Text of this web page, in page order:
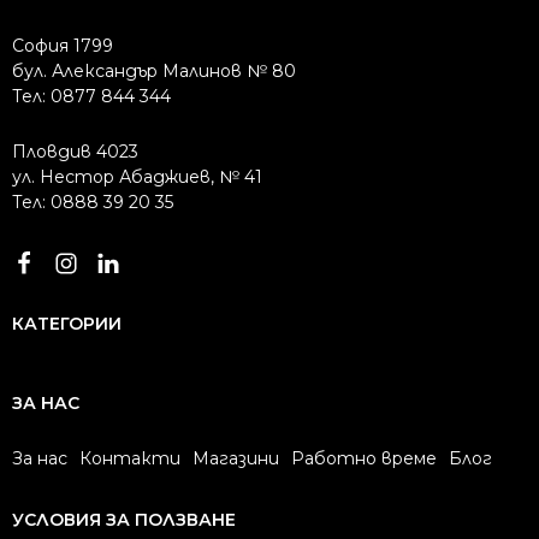
София 1799
бул. Александър Малинов № 80
Тел: 0877 844 344
Пловдив 4023
ул. Нестор Абаджиев, № 41
Тел: 0888 39 20 35
КАТЕГОРИИ
ЗА НАС
За нас Контакти Магазини Работно време Блог
УСЛОВИЯ ЗА ПОЛЗВАНЕ